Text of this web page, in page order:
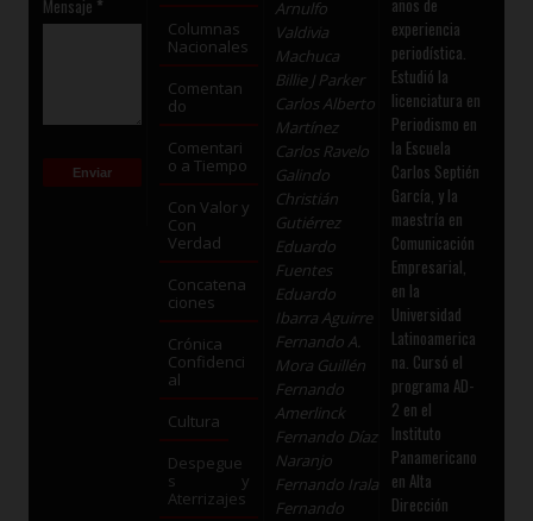
Mensaje *
Columnas
Nacionales
Comentan
do
Comentari
o a Tiempo
Con Valor y
Con
Verdad
Concatena
ciones
Crónica
Confidenci
al
Cultura
Despegue
s y
Aterrizajes
Arnulfo
Valdivia
Machuca
Billie J Parker
Carlos Alberto
Martínez
Carlos Ravelo
Galindo
Christián
Gutiérrez
Eduardo
Fuentes
Eduardo
Ibarra Aguirre
Fernando A.
Mora Guillén
Fernando
Amerlinck
Fernando Díaz
Naranjo
Fernando Irala
Fernando
experiencia
periodística.
Estudió la
licenciatura en
Periodismo en
la Escuela
Carlos Septién
García, y la
maestría en
Comunicación
Empresarial,
en la
Universidad
Latinoamerica
na. Cursó el
programa AD-
2 en el
Instituto
Panamericano
en Alta
Dirección